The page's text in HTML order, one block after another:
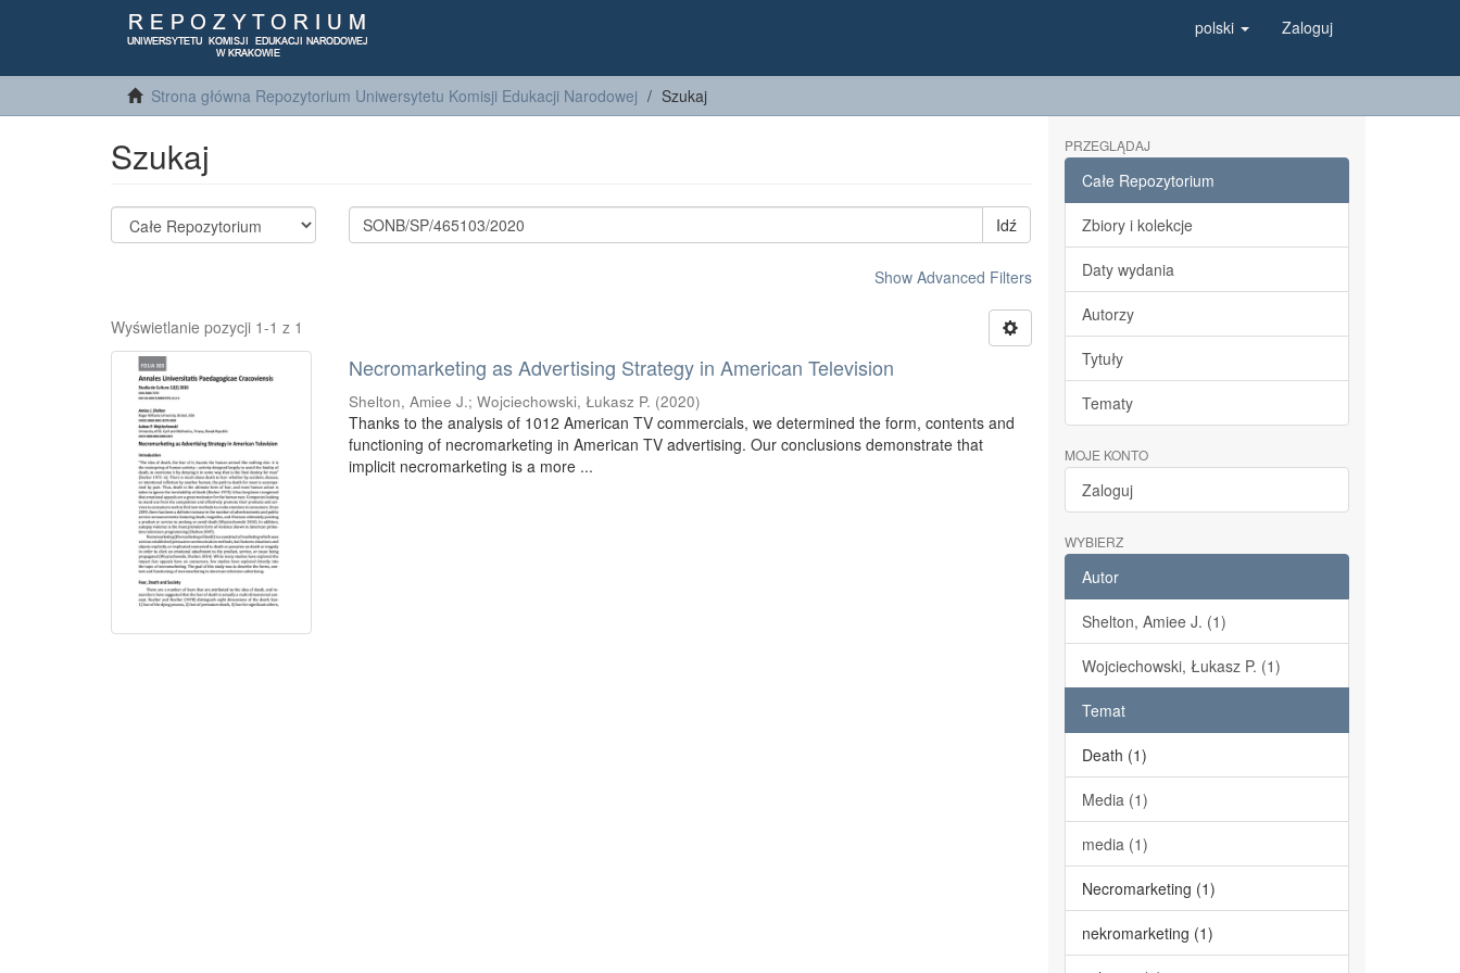
polski Zaloguj
Strona główna Repozytorium Uniwersytetu Komisji Edukacji Narodowej Szukaj
Szukaj
Idź
Show Advanced Filters
Wyświetlanie pozycji 1-1 z 1
Necromarketing as Advertising Strategy in American Television
Shelton, Amiee J.;Wojciechowski, Łukasz P. (2020)
Thanks to the analysis of 1012 American TV commercials, we determined the form, contents and
functioning of necromarketing in American TV advertising. Our conclusions demonstrate that
implicit necromarketing is a more ...
PRZEGLĄDAJ
Całe Repozytorium
Zbiory i kolekcje
Daty wydania
Autorzy
Tytuły
Tematy
MOJE KONTO
Zaloguj
WYBIERZ
Autor
Shelton, Amiee J. (1)
Wojciechowski, Łukasz P. (1)
Temat
Death (1)
Media (1)
media (1)
Necromarketing (1)
nekromarketing (1)